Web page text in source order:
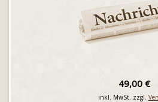
49,00 €
inkl. MwSt. zzgl.